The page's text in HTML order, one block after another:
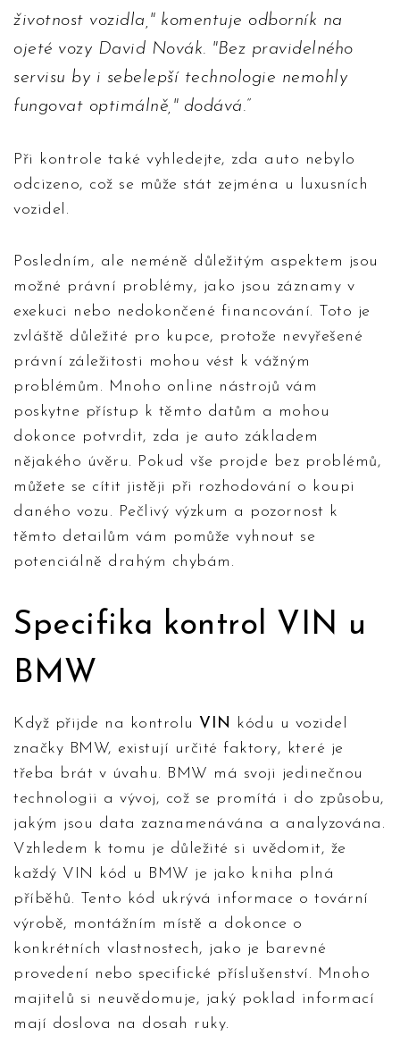
životnost vozidla," komentuje odborník na
ojeté vozy David Novák. "Bez pravidelného
servisu by i sebelepší technologie nemohly
fungovat optimálně," dodává.
Při kontrole také vyhledejte, zda auto nebylo
odcizeno, což se může stát zejména u luxusních
vozidel.
Posledním, ale neméně důležitým aspektem jsou
možné právní problémy, jako jsou záznamy v
exekuci nebo nedokončené financování. Toto je
zvláště důležité pro kupce, protože nevyřešené
právní záležitosti mohou vést k vážným
problémům. Mnoho online nástrojů vám
poskytne přístup k těmto datům a mohou
dokonce potvrdit, zda je auto základem
nějakého úvěru. Pokud vše projde bez problémů,
můžete se cítit jistěji při rozhodování o koupi
daného vozu. Pečlivý výzkum a pozornost k
těmto detailům vám pomůže vyhnout se
potenciálně drahým chybám.
Specifika kontrol VIN u
BMW
Když přijde na kontrolu VIN kódu u vozidel
značky BMW, existují určité faktory, které je
třeba brát v úvahu. BMW má svoji jedinečnou
technologii a vývoj, což se promítá i do způsobu,
jakým jsou data zaznamenávána a analyzována.
Vzhledem k tomu je důležité si uvědomit, že
každý VIN kód u BMW je jako kniha plná
příběhů. Tento kód ukrývá informace o tovární
výrobě, montážním místě a dokonce o
konkrétních vlastnostech, jako je barevné
provedení nebo specifické příslušenství. Mnoho
majitelů si neuvědomuje, jaký poklad informací
mají doslova na dosah ruky.